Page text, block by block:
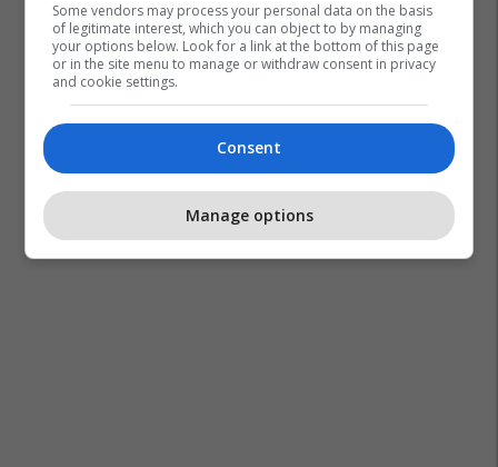
Some vendors may process your personal data on the basis
of legitimate interest, which you can object to by managing
your options below. Look for a link at the bottom of this page
or in the site menu to manage or withdraw consent in privacy
and cookie settings.
Consent
Manage options